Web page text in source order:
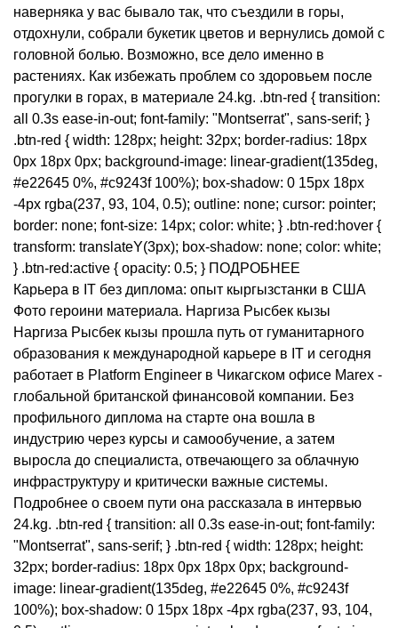
наверняка у вас бывало так, что съездили в горы,
отдохнули, собрали букетик цветов и вернулись домой с
головной болью. Возможно, все дело именно в
растениях. Как избежать проблем со здоровьем после
прогулки в горах, в материале 24.kg. .btn-red { transition:
all 0.3s ease-in-out; font-family: "Montserrat", sans-serif; }
.btn-red { width: 128px; height: 32px; border-radius: 18px
0px 18px 0px; background-image: linear-gradient(135deg,
#e22645 0%, #c9243f 100%); box-shadow: 0 15px 18px
-4px rgba(237, 93, 104, 0.5); outline: none; cursor: pointer;
border: none; font-size: 14px; color: white; } .btn-red:hover {
transform: translateY(3px); box-shadow: none; color: white;
} .btn-red:active { opacity: 0.5; } ПОДРОБНЕЕ
Карьера в IT без диплома: опыт кыргызстанки в США
Фото героини материала. Наргиза Рысбек кызы
Наргиза Рысбек кызы прошла путь от гуманитарного
образования к международной карьере в IT и сегодня
работает в Platform Engineer в Чикагском офисе Marex -
глобальной британской финансовой компании. Без
профильного диплома на старте она вошла в
индустрию через курсы и самообучение, а затем
выросла до специалиста, отвечающего за облачную
инфраструктуру и критически важные системы.
Подробнее о своем пути она рассказала в интервью
24.kg. .btn-red { transition: all 0.3s ease-in-out; font-family:
"Montserrat", sans-serif; } .btn-red { width: 128px; height:
32px; border-radius: 18px 0px 18px 0px; background-
image: linear-gradient(135deg, #e22645 0%, #c9243f
100%); box-shadow: 0 15px 18px -4px rgba(237, 93, 104,